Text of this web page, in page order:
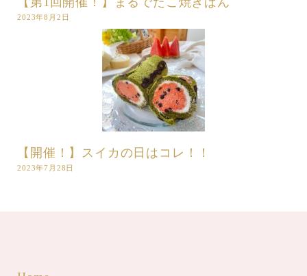
2023年8月2日
【開催！】スイカの日はコレ！！
2023年7月28日